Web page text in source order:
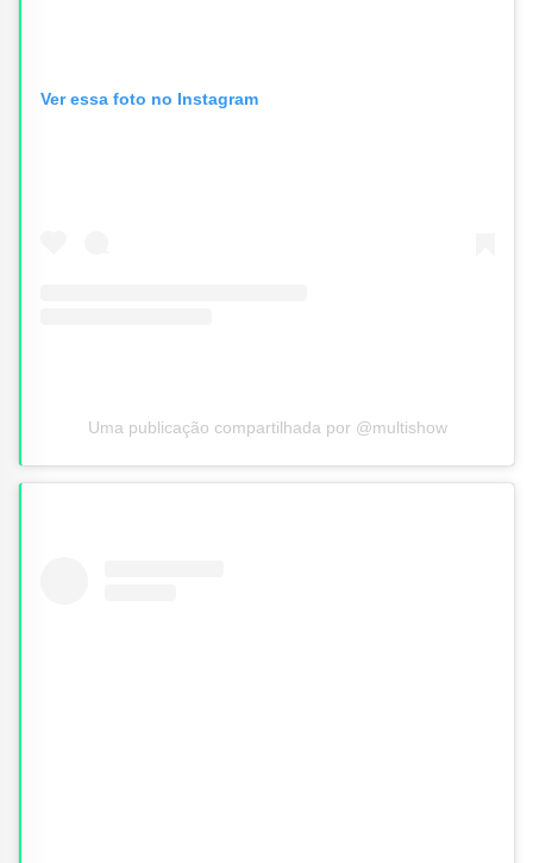
Ver essa foto no Instagram
Uma publicação compartilhada por @multishow